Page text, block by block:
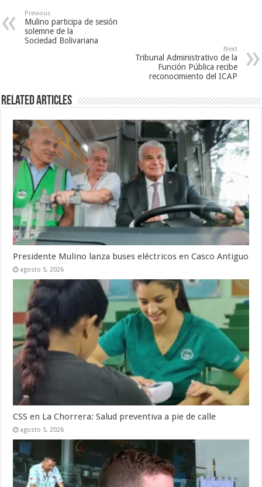
Previous
Mulino participa de sesión
solemne de la
Sociedad Bolivariana
Next
Tribunal Administrativo de la
Función Pública recibe
reconocimiento del ICAP
Related Articles
Presidente Mulino lanza buses eléctricos en Casco Antiguo
agosto 5, 2026
CSS en La Chorrera: Salud preventiva a pie de calle
agosto 5, 2026